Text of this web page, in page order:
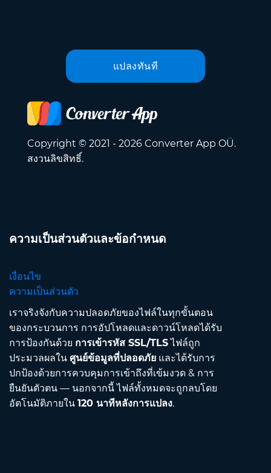
แปลงทันที
Copyright © 2021 - 2026 Converter App OÜ.
สงวนลิขสิทธิ์.
ความเป็นส่วนตัวและข้อกำหนด
เงื่อนไข
ความเป็นส่วนตัว
เราจริงจังกับความปลอดภัยของไฟล์ในทุกขั้นตอน
ของกระบวนการ การอัปโหลดและดาวน์โหลดได้รับ
การป้องกันด้วย การเข้ารหัส SSL/TLSไฟล์ถูก
ประมวลผลใน ศูนย์ข้อมูลที่ปลอดภัย และได้รับการ
ปกป้องด้วยการควบคุมการเข้าถึงที่เข้มงวด & การ
ยืนยันตัวตน — นอกจากนี้ ไฟล์ทั้งหมดจะถูกลบโดย
อัตโนมัติภายใน 120 นาทีหลังการแปลง.